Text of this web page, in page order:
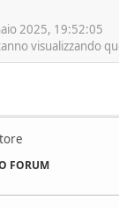
2025, 19:52:05
visualizzando
FORUM